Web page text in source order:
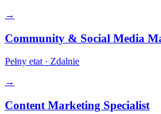
→
Community & Social Media
Pełny etat · Zdalnie
→
Content Marketing Specialist